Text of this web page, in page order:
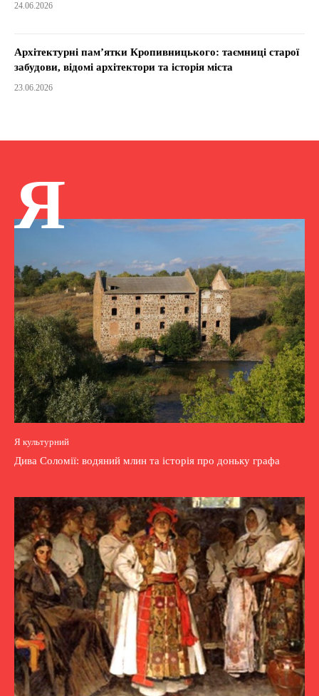
24.06.2026
Архітектурні пам’ятки Кропивницького: таємниці старої
забудови, відомі архітектори та історія міста
23.06.2026
Я
Я культурний
Дива Соломії: водяний млин та історія про доньку графа